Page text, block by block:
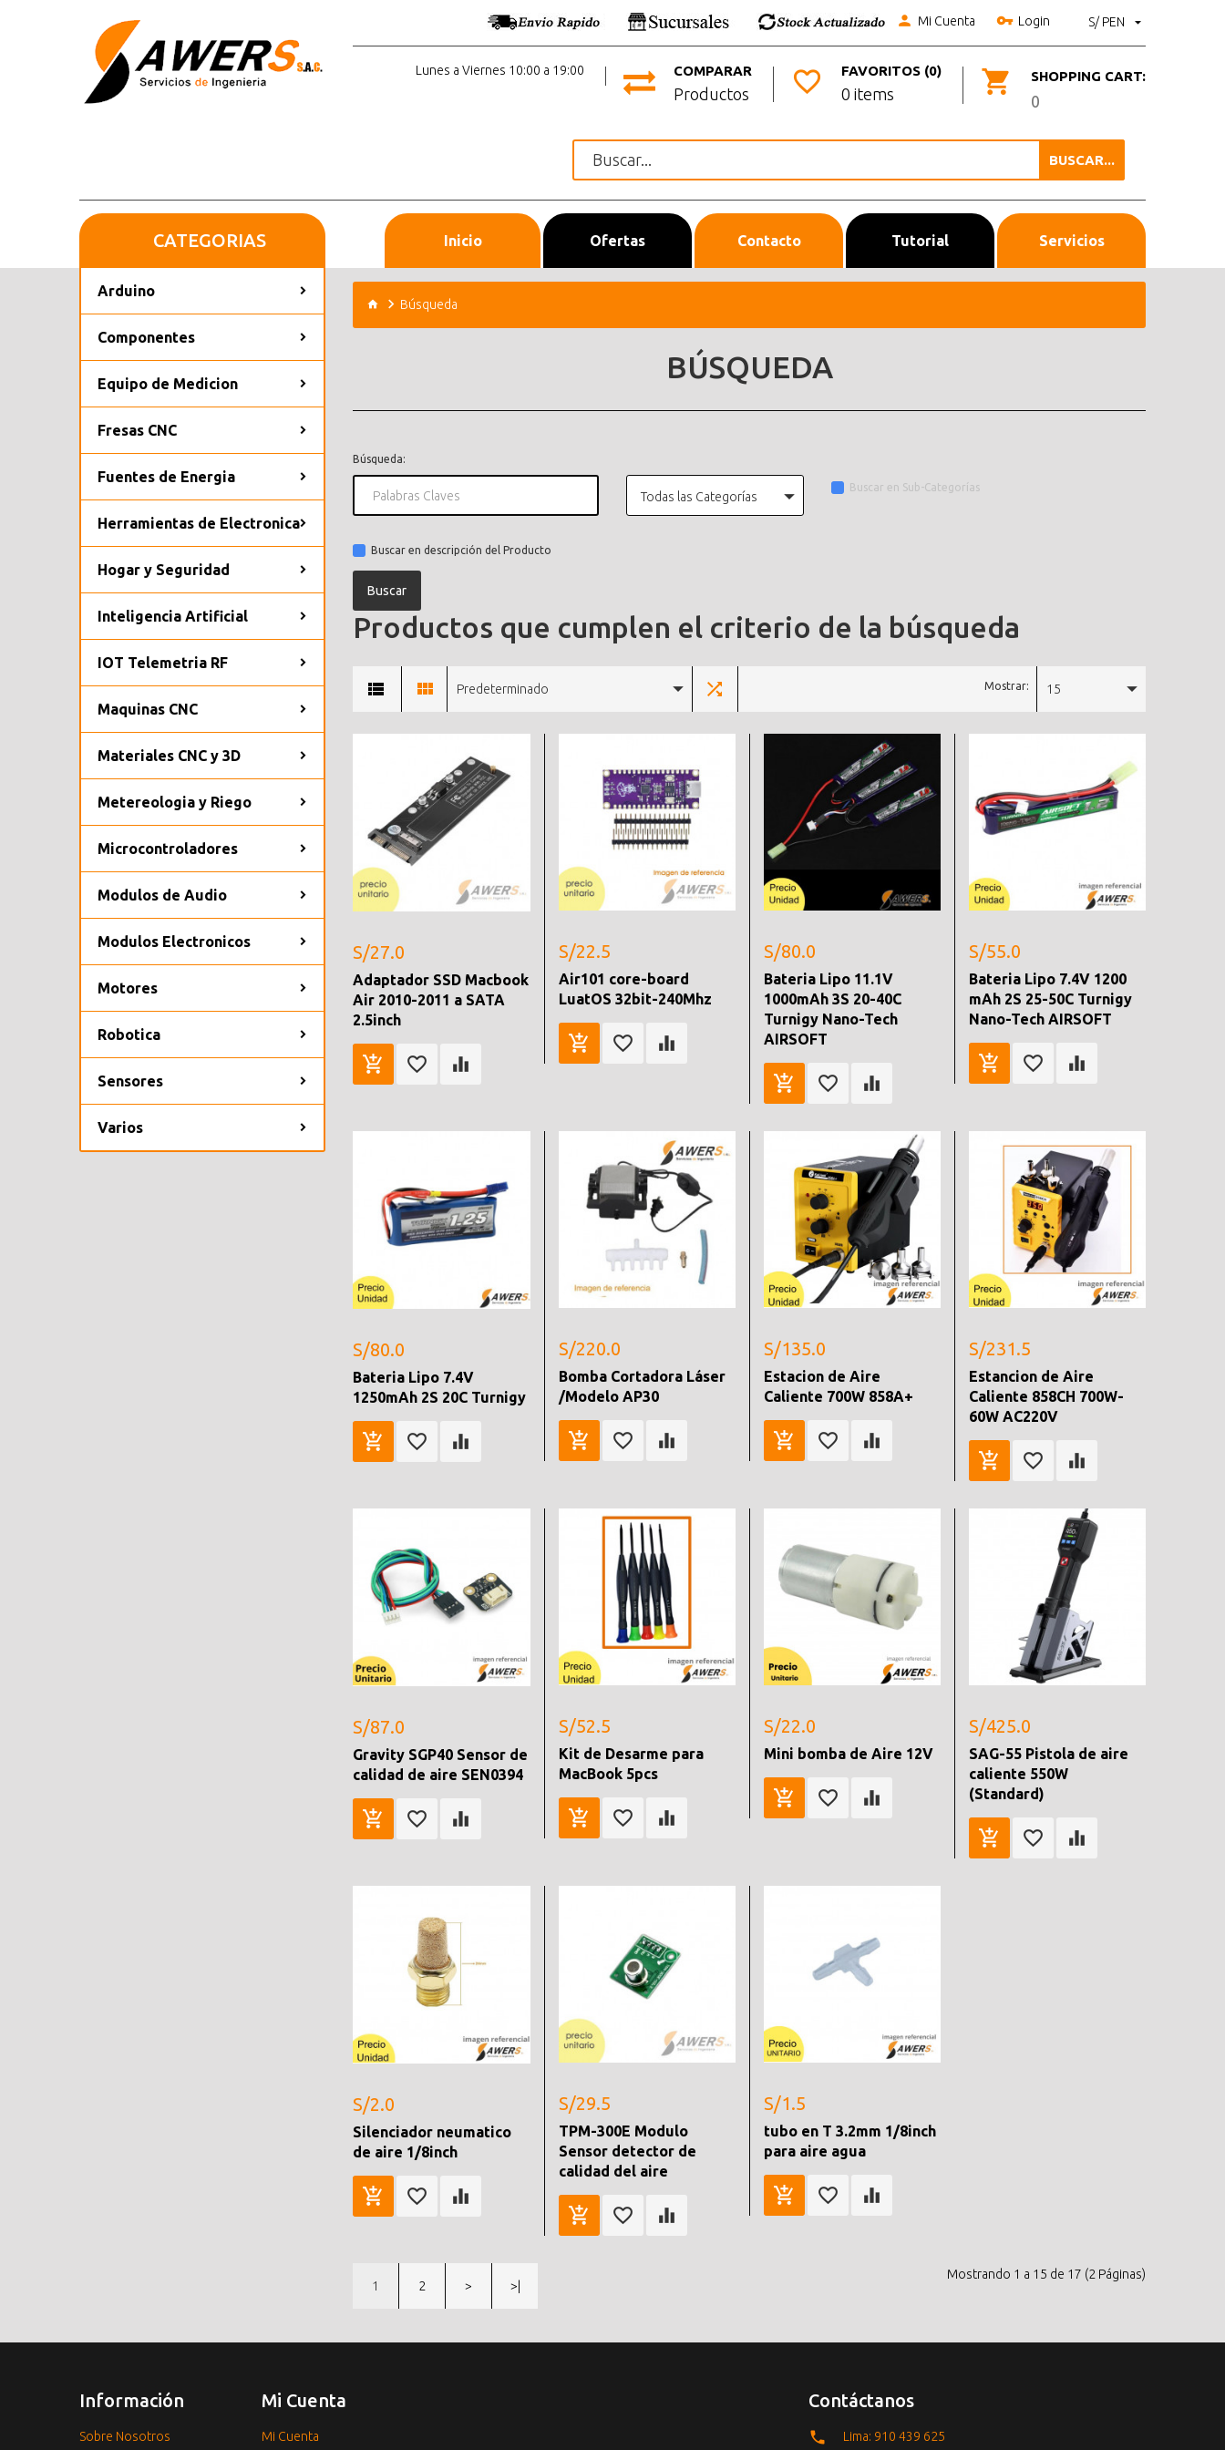
S/ PEN
Mi Cuenta Login
SHOPPING CART:
0
FAVORITOS (0)
0 items
COMPARAR
Productos
Lunes a Viernes 10:00 a 19:00
BUSCAR...
Inicio Ofertas Contacto Tutorial Servicios
CATEGORIAS
Arduino
Componentes
Equipo de Medicion
Fresas CNC
Fuentes de Energia
Herramientas de Electronica
Hogar y Seguridad
Inteligencia Artificial
IOT Telemetria RF
Maquinas CNC
Materiales CNC y 3D
Metereologia y Riego
Microcontroladores
Modulos de Audio
Modulos Electronicos
Motores
Robotica
Sensores
Varios
Búsqueda
BÚSQUEDA
Búsqueda:
Todas las Categorías
Buscar en Sub-Categorías
Buscar en descripción del Producto
Productos que cumplen el criterio de la búsqueda
Predeterminado Mostrar: 15
S/27.0
Adaptador SSD Macbook
Air 2010-2011 a SATA
2.5inch
S/22.5
Air101 core-board
LuatOS 32bit-240Mhz
S/80.0
Bateria Lipo 11.1V
1000mAh 3S 20-40C
Turnigy Nano-Tech
AIRSOFT
S/55.0
Bateria Lipo 7.4V 1200
mAh 2S 25-50C Turnigy
Nano-Tech AIRSOFT
S/80.0
Bateria Lipo 7.4V
1250mAh 2S 20C Turnigy
S/220.0
Bomba Cortadora Láser
/Modelo AP30
S/135.0
Estacion de Aire
Caliente 700W 858A+
S/231.5
Estancion de Aire
Caliente 858CH 700W-
60W AC220V
S/87.0
Gravity SGP40 Sensor de
calidad de aire SEN0394
S/52.5
Kit de Desarme para
MacBook 5pcs
S/22.0
Mini bomba de Aire 12V
S/425.0
SAG-55 Pistola de aire
caliente 550W
(Standard)
S/2.0
Silenciador neumatico
de aire 1/8inch
S/29.5
TPM-300E Modulo
Sensor detector de
calidad del aire
S/1.5
tubo en T 3.2mm 1/8inch
para aire agua
1 2 > >|
Mostrando 1 a 15 de 17 (2 Páginas)
Información
Sobre Nosotros
Mi Cuenta
Mi Cuenta
Contáctanos
Lima: 910 439 625